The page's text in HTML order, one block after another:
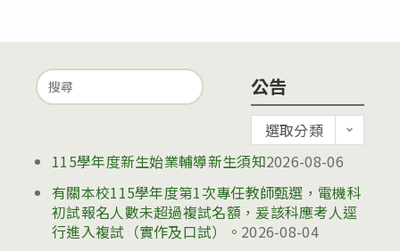
Search
for:
公告
告
選取分類
115學年度新生始業輔導新生須知2026-08-06
有關本校115學年度第1次專任教師甄選，電機科
初試報名人數未超過複試名額，爰該科應考人逕
行進入複試（實作及口試）。 2026-08-04